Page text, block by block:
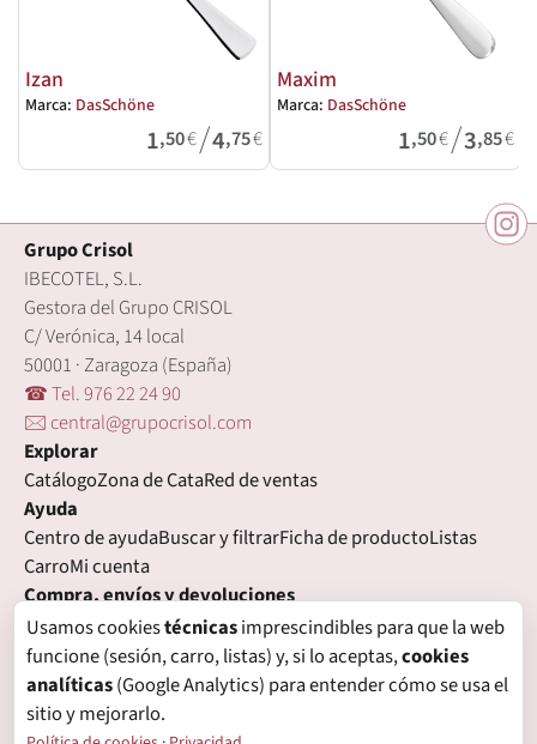
Izan
Marca: DasSchöne
1,50€/4,75€
Maxim
Marca: DasSchöne
1,50€/3,85€
Grupo Crisol
IBECOTEL, S.L.
Gestora del Grupo CRISOL
C/ Verónica, 14 local
50001 · Zaragoza (España)
☎ Tel. 976 22 24 90
🖂 central@grupocrisol.com
Explorar
CatálogoZona de CataRed de ventas
Ayuda
Centro de ayudaBuscar y filtrarFicha de productoListas
CarroMi cuenta
Compra, envíos y devoluciones
Condiciones de compraFormas de pagoGastos de envío
Plazos de entregaDevolucionesGarantía
Legal
Aviso legalPrivacidad
Usamos cookiestécnicasimprescindibles para que la web
funcione (sesión, carro, listas) y, si lo aceptas,cookies
analíticas(Google Analytics) para entender cómo se usa el
sitio y mejorarlo.